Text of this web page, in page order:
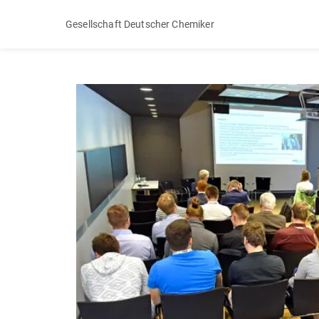
Gesellschaft Deutscher Chemiker